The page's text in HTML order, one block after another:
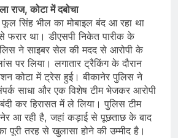
राज, कोटा में दबोचा
फूल सिंह भील का मोबाइल बंद आ रहा था
था। डीएसपी निकेत पारीक के
ने साइबर सेल की मदद से आरोपी के
पर लिया। लगातार ट्रैकिंग के दौरान
कोटा में ट्रेस हुई। बीकानेर पुलिस ने
साधा और एक विशेष टीम भेजकर आरोपी
कर हिरासत में ले लिया। पुलिस टीम
आ रही है, जहां कड़ाई से पूछताछ के बाद
पूरी तरह से खुलासा होने की उम्मीद है।